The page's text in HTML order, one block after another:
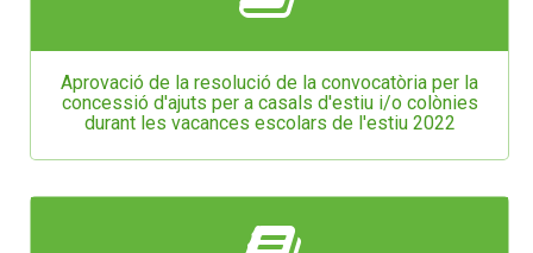
Aprovació de la resolució de la convocatòria per la
concessió d'ajuts per a casals d'estiu i/o colònies
durant les vacances escolars de l'estiu 2022